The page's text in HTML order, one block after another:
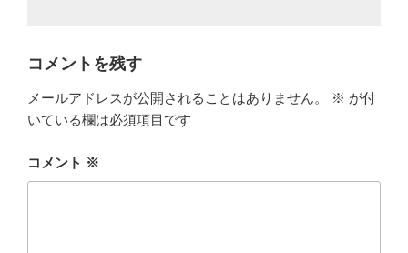
コメントを残す
メールアドレスが公開されることはありません。 ※ が付
いている欄は必須項目です
コメント ※